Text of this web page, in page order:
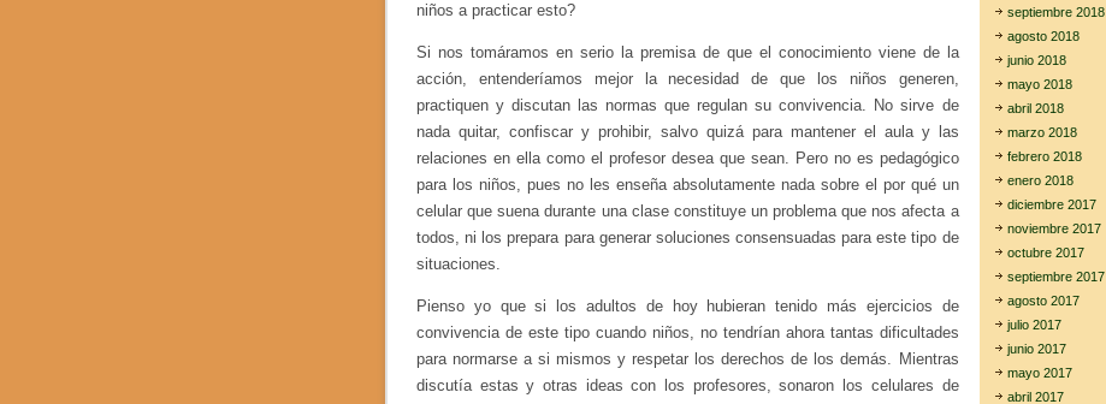
niños a practicar esto?
Si nos tomáramos en serio la premisa de que el conocimiento viene de la
acción, entenderíamos mejor la necesidad de que los niños generen,
practiquen y discutan las normas que regulan su convivencia. No sirve de
nada quitar, confiscar y prohibir, salvo quizá para mantener el aula y las
relaciones en ella como el profesor desea que sean. Pero no es pedagógico
para los niños, pues no les enseña absolutamente nada sobre el por qué un
celular que suena durante una clase constituye un problema que nos afecta a
todos, ni los prepara para generar soluciones consensuadas para este tipo de
situaciones.
Pienso yo que si los adultos de hoy hubieran tenido más ejercicios de
convivencia de este tipo cuando niños, no tendrían ahora tantas dificultades
para normarse a si mismos y respetar los derechos de los demás. Mientras
discutía estas y otras ideas con los profesores, sonaron los celulares de
septiembre 2018
agosto 2018
junio 2018
mayo 2018
abril 2018
marzo 2018
febrero 2018
enero 2018
diciembre 2017
noviembre 2017
octubre 2017
septiembre 2017
agosto 2017
julio 2017
junio 2017
mayo 2017
abril 2017